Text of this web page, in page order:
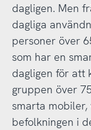
dagligen. Men
dagliga
personer över
som har en
dagligen för att
gruppen över
smarta
befolkningen i